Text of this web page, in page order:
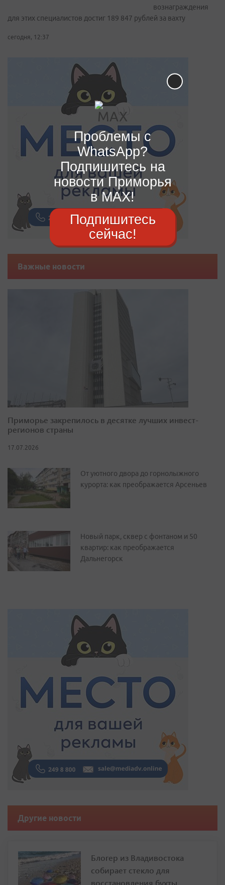
вознаграждения
для этих специалистов достиг 189 847 рублей за вахту
сегодня, 12:37
Важные новости
Приморье закрепилось в десятке лучших инвест-
регионов страны
17.07.2026
От уютного двора до горнолыжного
курорта: как преображается Арсеньев
Новый парк, сквер с фонтаном и 50
квартир: как преображается
Дальнегорск
Другие новости
Блогер из Владивостока
собирает стекло для
Проблемы с
WhatsApp?
Подпишитесь на
новости Приморья
в MAX!
Подпишитесь
сейчас!